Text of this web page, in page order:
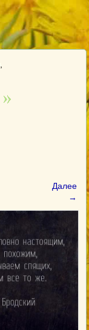
Далее
→